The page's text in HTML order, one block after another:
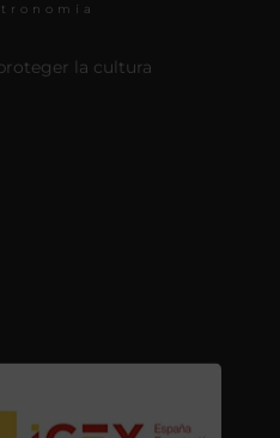
la cultura